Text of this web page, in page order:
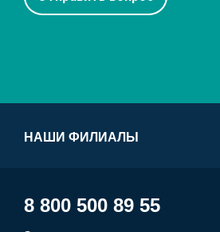
НАШИ ФИЛИАЛЫ
8 800 500 89 55